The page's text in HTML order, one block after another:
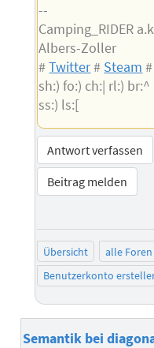
--
Camping_RIDER
Albers-Zoller
#Twitter# Steam
sh:) fo:) ch:| rl:) br:^
ss:) ls:[
Antwort verfassen
Beitrag melden
Übersicht alle Foren
Benutzerkonto
Semantik bei